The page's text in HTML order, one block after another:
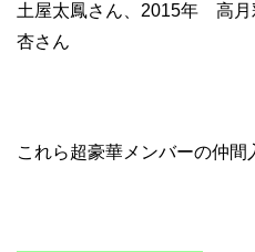
土屋太鳳さん、2015年 高月
杏さん
これら超豪華メンバーの仲間